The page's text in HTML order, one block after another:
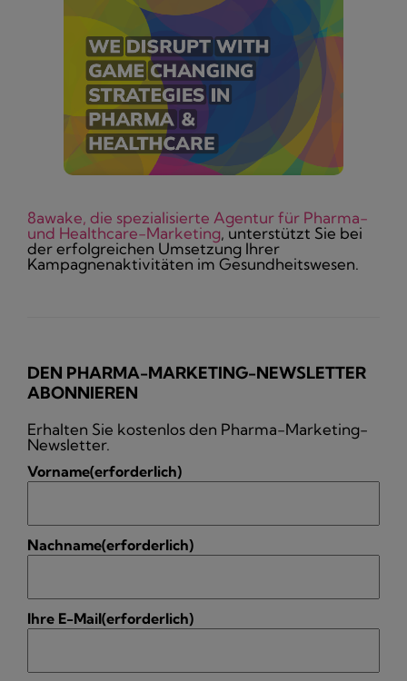
8awake, die spezialisierte Agentur für Pharma-
und Healthcare-Marketing, unterstützt Sie bei
der erfolgreichen Umsetzung Ihrer
Kampagnenaktivitäten im Gesundheitswesen.
DEN PHARMA-MARKETING-NEWSLETTER
ABONNIEREN
Erhalten Sie kostenlos den Pharma-Marketing-
Newsletter.
Vorname(erforderlich)
Nachname(erforderlich)
Ihre E-Mail(erforderlich)